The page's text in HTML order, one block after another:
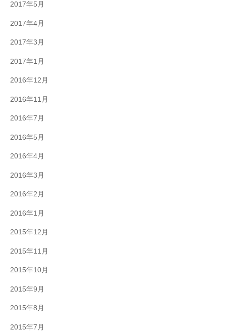
2017年5月
2017年4月
2017年3月
2017年1月
2016年12月
2016年11月
2016年7月
2016年5月
2016年4月
2016年3月
2016年2月
2016年1月
2015年12月
2015年11月
2015年10月
2015年9月
2015年8月
2015年7月